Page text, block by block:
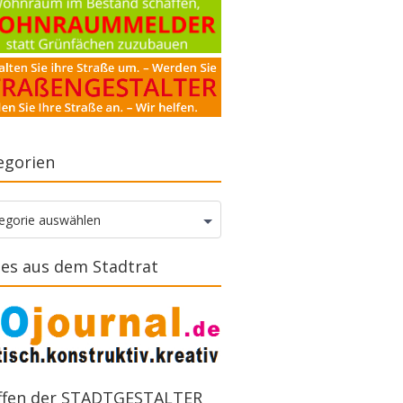
auswählen
aus dem Stadtrat
der STADTGESTALTER